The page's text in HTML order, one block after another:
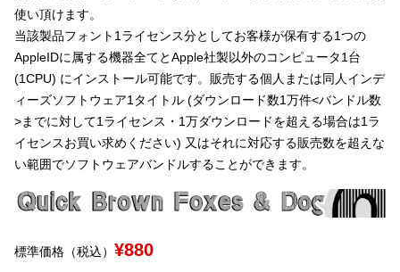
よくあるご質問
お問い合わせ
太さ・ウェイト
セット or 単体
文字種類
価格帯
使い頂けます。
当該製品フォント1ライセンス分としてお客様が保有する1つの
AppleIDに属する機器全てとApple社製以外のコンピュータ1台
(1CPU) にインストール可能です。販売する個人または同人インデ
ィーズソフトウェア1タイトル (ダウンロード数1万件<バンドル数
>までに対して1ライセンス・1万ダウンロードを超える場合は1ラ
イセンスお買い求めください) 又はそれに対応する販売数を超えな
い範囲でソフトウェアバンドルすることができます。
標準価格（税込） ¥880